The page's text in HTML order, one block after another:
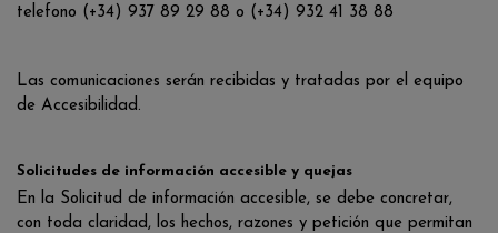
telefono (+34) 937 89 29 88 o (+34) 932 41 38 88
Las comunicaciones serán recibidas y tratadas por el equipo
de Accesibilidad.
Solicitudes de información accesible y quejas
En la Solicitud de información accesible, se debe concretar,
con toda claridad, los hechos, razones y petición que permitan